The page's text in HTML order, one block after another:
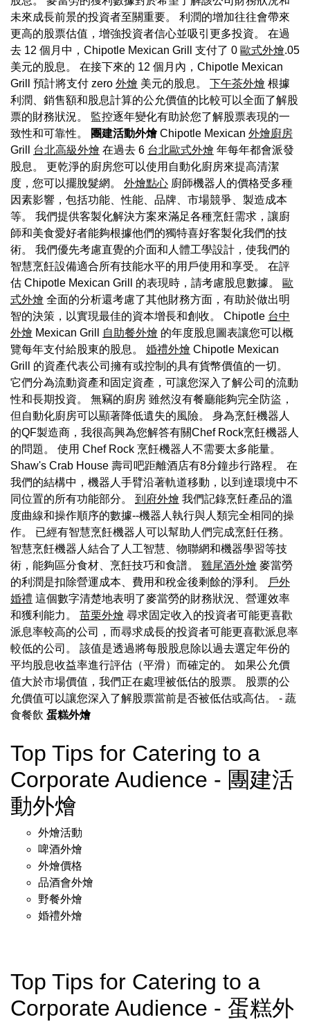
未來成長前景的投資者至關重要。 利潤的增加往往會帶來
更高的股票估值，增強投資者信心並吸引更多投資。 在過
去 12 個月中，Chipotle Mexican Grill 支付了 0 歐式外燴.05
美元的股息。 在接下來的 12 個月內，Chipotle Mexican
Grill 預計將支付 zero 外燴 美元的股息。 下午茶外燴 根據
利潤、銷售額和股息計算的公允價值的比較可以全面了解股
票的財務狀況。 監控逐年變化有助於您了解股票表現的一
致性和可靠性。
團建活動外燴Chipotle Mexican 外燴廚房
Grill 台北高級外燴 在過去 6 台北歐式外燴 年每年都會派發
股息。 更乾淨的廚房您可以使用自動化廚房來提高清潔
度，您可以擺脫髮網。 外燴點心 廚師機器人的價格受多種
因素影響，包括功能、性能、品牌、市場競爭、製造成本
等。 我們提供客製化解決方案來滿足各種烹飪需求，讓廚
師和美食愛好者能夠根據他們的獨特喜好客製化我們的技
術。 我們優先考慮直覺的介面和人體工學設計，使我們的
智慧烹飪設備適合所有技能水平的用戶使用和享受。 在評
估 Chipotle Mexican Grill 的表現時，請考慮股息數據。
歐
式外燴 全面的分析還考慮了其他財務方面，有助於做出明
智的決策，以實現最佳的資本增長和創收。 Chipotle 台中
外燴 Mexican Grill 自助餐外燴 的年度股息圖表讓您可以概
覽每年支付給股東的股息。 婚禮外燴 Chipotle Mexican
Grill 的資產代表公司擁有或控制的具有貨幣價值的一切。
它們分為流動資產和固定資產，可讓您深入了解公司的流動
性和長期投資。 無竊的廚房 雖然沒有餐廳能夠完全防盜，
但自動化廚房可以顯著降低遺失的風險。 身為烹飪機器人
的QF製造商，我很高興為您解答有關Chef Rock烹飪機器人
的問題。 使用 Chef Rock 烹飪機器人不需要太多能量。
Shaw's Crab House 壽司吧距離酒店有8分鐘步行路程。 在
我們的結構中，機器人手臂沿著軌道移動，以到達環境中不
同位置的所有功能部分。 到府外燴 我們記錄烹飪產品的溫
度曲線和操作順序的數據--機器人執行與人類完全相同的操
作。 已經有智慧烹飪機器人可以幫助人們完成烹飪任務。
智慧烹飪機器人結合了人工智慧、物聯網和機器學習等技
術，能夠區分食材、烹飪技巧和食譜。 雞尾酒外燴 麥當勞
的利潤是扣除營運成本、費用和稅金後剩餘的淨利。
戶外
婚禮 這個數字清楚地表明了麥當勞的財務狀況、營運效率
和獲利能力。 苗栗外燴 尋求固定收入的投資者可能更喜歡
派息率較高的公司，而尋求成長的投資者可能更喜歡派息率
較低的公司。 該值是透過將每股股息除以過去選定年份的
平均股息收益率進行評估（平滑）而確定的。 如果公允價
值大於市場價值，我們正在處理被低估的股票。 股票的公
允價值可以讓您深入了解股票當前是否被低估或高估。 - 蔬
食餐飲 蛋糕外燴
Top Tips for Catering to a
Corporate Audience - 團建活
動外燴
外燴活動
啤酒外燴
外燴價格
品酒會外燴
野餐外燴
婚禮外燴
Top Tips for Catering to a
Corporate Audience - 蛋糕外